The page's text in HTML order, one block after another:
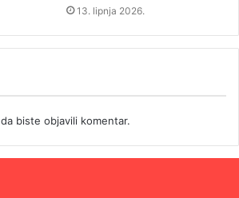
13. lipnja 2026.
da biste objavili komentar.